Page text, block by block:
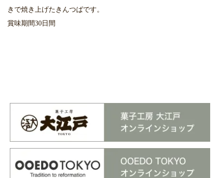
きで焼き上げたきんつばです。
賞味期間30日間